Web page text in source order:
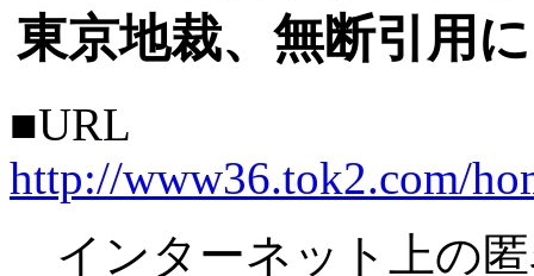
東京地裁、無断引用
■URL
http://www36.tok2.com/
インターネット上の